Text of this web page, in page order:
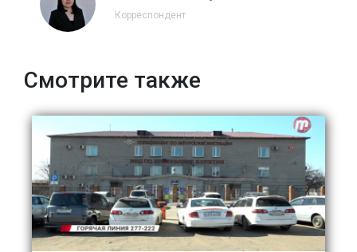
Корреспондент
Смотрите также